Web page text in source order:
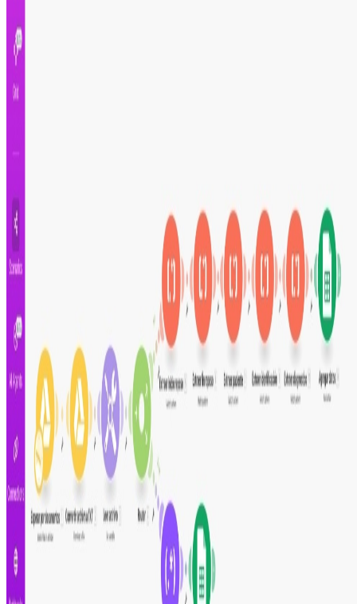
Crea tu cuenta gratis e instala esta automatización al
instante
Creado por
2024
Multi-Regex Parser
Módulo creado por Msquare, instalalo desde
https://www.msquare.pro/products/multi-regex-parser
Guía de configuración
Este escenario funciona con Make.com
, la plataforma
sin código que permite conectar múltiples aplicaciones
en un solo lugar.
Revisa el paso a paso para instalar y configurar la
automatización en tu propia cuenta de Make.
De fácil configuración, no necesidad de programar
Proceso listo para configurar y usar
Totalmente personalizable y ajustable
Intégralo con tus herramientas diarias
Comparte este escenario
Ayuda a otros profesionales a descubrir esta
automatización. Comparte en tus redes para que más
personas puedan mejorar su productividad.